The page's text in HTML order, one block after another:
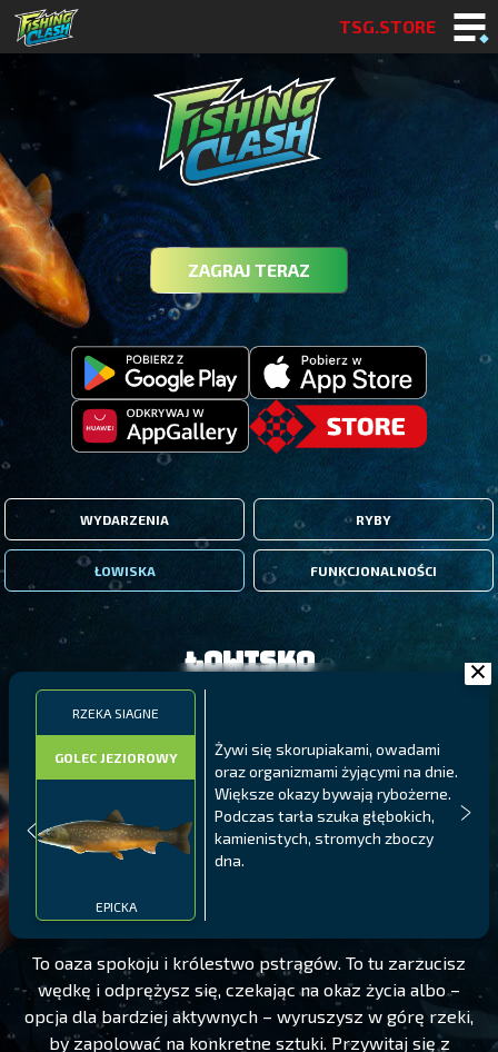
TSG.STORE
ZAGRAJ TERAZ
WYDARZENIA RYBY
ŁOWISKA FUNKCJONALNOŚCI
RZEKA SIAGNE
GOLEC JEZIOROWY
EPICKA
Żywi się skorupiakami, owadami
oraz organizmami żyjącymi na dnie.
Większe okazy bywają rybożerne.
Podczas tarła szuka głębokich,
kamienistych, stromych zboczy
dna.
Łowisko
To oaza spokoju i królestwo pstrągów. To tu zarzucisz
wędkę i odprężysz się, czekając na okaz życia albo –
opcja dla bardziej aktywnych – wyruszysz w górę rzeki,
by zapolować na konkretne sztuki. Przywitaj się z